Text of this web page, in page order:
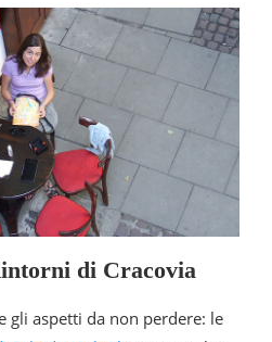
di Cracovia
gli aspetti da non perdere: le